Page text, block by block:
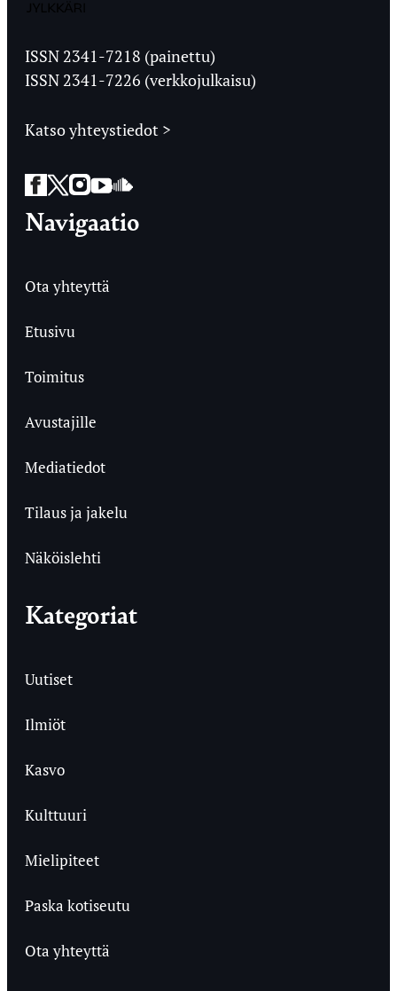
Ylioppilaslehti
ISSN 2341-7218 (painettu)
ISSN 2341-7226 (verkkojulkaisu)
Katso yhteystiedot >
Facebook
Twitter
Instagram
YouTube
SoundCloud
Navigaatio
Ota yhteyttä
Etusivu
Toimitus
Avustajille
Mediatiedot
Tilaus ja jakelu
Näköislehti
Kategoriat
Uutiset
Ilmiöt
Kasvo
Kulttuuri
Mielipiteet
Paska kotiseutu
Ota yhteyttä